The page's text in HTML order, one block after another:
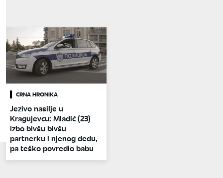
CRNA HRONIKA
Jezivo nasilje u
Kragujevcu: Mladić (23)
izbo bivšu bivšu
partnerku i njenog dedu,
pa teško povredio babu